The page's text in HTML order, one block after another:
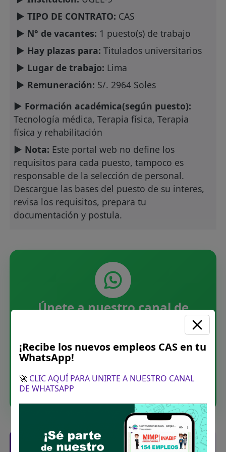
► TIPO DE CONTRATO: CAS
► N° de vacantes: 1 puesto(s) de trabajo
► Hay plazas para: Titulados universitarios
► Lugar de trabajo: Lima
► Remuneración: S/. 2964 Soles
► Formación académica(según puesto):
Tecnología médica, Terapia física, Terapia
física y rehabilitación
► Nota: Este portal web no define los
requisitos para cada puesto, tampoco es
responsable de la selección de personal.
Descargue las bases del puesto de su interes,
revisa los requisitos, prepara tu
documentación y postula.
Únete a nuestro canal de
Recibe las últimas convocatorias CAS,
directamente en tu WhatsApp. Sin spam.
Unirme ahora
Posiciones solicitadas y links de las
¡Recibe los nuevos empleos CAS en tu
WhatsApp!
🚀 CLIC AQUÍ PARA UNIRTE A NUESTRO CANAL
DE WHATSAPP